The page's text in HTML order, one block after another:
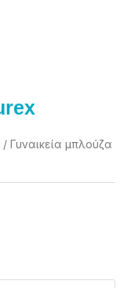
/ Γυναικεία μπλούζα